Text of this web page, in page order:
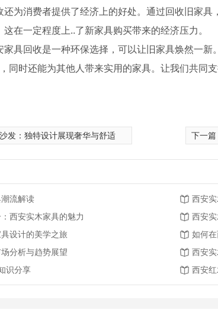
西安红木家具，西安赞比亚紫檀餐桌
还为消费者提供了经济上的好处。通过回收旧家
在一定程度上..了新家具购买带来的经济压力。
家具回收是一种环保选择，可以让旧家具焕然一
同时还能为其他人带来实用的家具。让我们共同
发：独特设计展现奢华与舒适 下一篇
流解读
西安
西安实木家具的魅力
西安
设计的美学之旅
如何
分析与趋势展望
西安
识分享
西安